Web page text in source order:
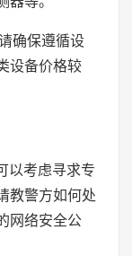
确保遵循设
设备价格较
以考虑寻求专
教警方如何处
网络安全公